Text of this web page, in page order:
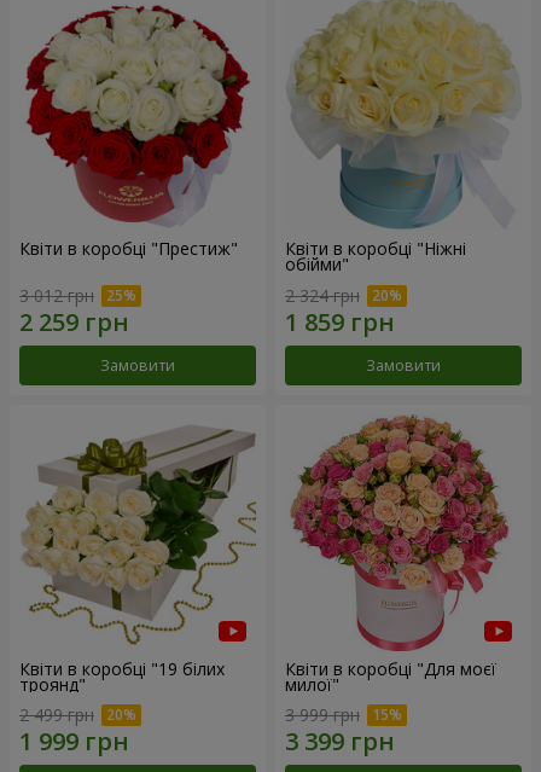
Квіти в коробці "Престиж"
3 012 грн
Замовити
Квіти в коробці "Ніжні
обійми"
2 324 грн
Замовити
Квіти в коробці "19 білих
троянд"
2 499 грн
Квіти в коробці "Для моєї
милої"
3 999 грн